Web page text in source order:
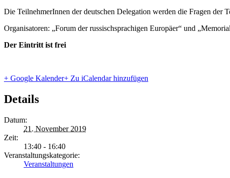
Die TeilnehmerInnen der deutschen Delegation werden die Fragen der
Organisatoren: „Forum der russischsprachigen Europäer“ und
Der Eintritt ist frei
+ Google Kalender+ Zu iCalendar hinzufügen
Details
Datum:
21. November 2019
Zeit:
13:40 - 16:40
Veranstaltungskategorie:
Veranstaltungen